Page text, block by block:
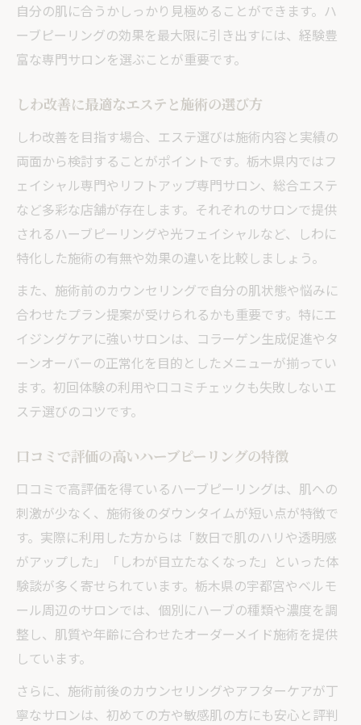
自分の肌に合うかしっかり見極めることができます。ハ
ーブピーリングの効果を最大限に引き出すには、経験豊
富な専門サロンを選ぶことが重要です。
しわ改善に最適なエステと施術の選び方
しわ改善を目指す場合、エステ選びは施術内容と実績の
両面から検討することがポイントです。栃木県内ではフ
ェイシャル専門やリフトアップ専門サロン、総合エステ
など多彩な店舗が存在します。それぞれのサロンで提供
されるハーブピーリングや光フェイシャルなど、しわに
特化した施術の有無や効果の違いを比較しましょう。
また、施術前のカウンセリングで自分の肌状態や悩みに
合わせたプラン提案が受けられるかも重要です。特にエ
イジングケアに強いサロンは、コラーゲン生成促進やタ
ーンオーバーの正常化を目的としたメニューが揃ってい
ます。初回体験の利用や口コミチェックも失敗しないエ
ステ選びのコツです。
口コミで評価の高いハーブピーリングの特徴
口コミで高評価を得ているハーブピーリングは、肌への
刺激が少なく、施術後のダウンタイムが短い点が特徴で
す。実際に利用した方からは「数日で肌のハリや透明感
がアップした」「しわが目立たなくなった」といった体
験談が多く寄せられています。栃木県の宇都宮やベルモ
ール周辺のサロンでは、個別にハーブの種類や濃度を調
整し、肌質や年齢に合わせたオーダーメイド施術を提供
しています。
さらに、施術前後のカウンセリングやアフターケアが丁
寧なサロンは、初めての方や敏感肌の方にも安心と評判